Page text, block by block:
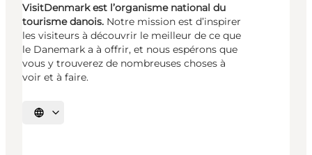
VisitDenmark est l’organisme national du
tourisme danois. Notre mission est d’inspirer
les visiteurs à découvrir le meilleur de ce que
le Danemark a à offrir, et nous espérons que
vous y trouverez de nombreuses choses à
voir et à faire.
Choisissez la langue